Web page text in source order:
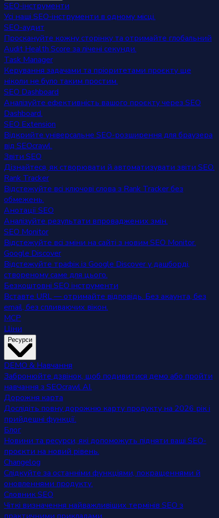
SEO-інструменти
Усі наші SEO-інструменти в одному місці.
SEO-аудит
Проскануйте кожну сторінку та отримайте глобальний
Audit Health Score за лічені секунди.
Task Manager
Керування задачами та пріоритетами проєкту ще
ніколи не було таким простим.
SEO Dashboard
Аналізуйте ефективність вашого проєкту через SEO
Dashboard.
SEO Extension
Відкрийте універсальне SEO-розширення для браузера
від SEOcrawl.
Звіти SEO
Дізнайтеся, як створювати й автоматизувати звіти SEO.
Rank Tracker
Відстежуйте всі ключові слова з Rank Tracker без
обмежень.
Анотації SEO
Аналізуйте результати впроваджених змін.
SEO Monitor
Відстежуйте всі зміни на сайті з новим SEO Monitor.
Google Discover
Відстежуйте трафік із Google Discover у дашборді,
створеному саме для цього.
Безкоштовні SEO інструменти
Вставте URL — отримайте відповідь. Без акаунта, без
email, без спливаючих вікон.
MCP
Ціни
Ресурси
DEMO & Навчання
Забронюйте дзвінок, щоб подивитися демо або пройти
навчання з SEOcrawl AI.
Дорожня карта
Дослідіть повну дорожню карту продукту на 2026 рік і
прийдешні функції.
Блог
Новини та ресурси, які допоможуть підняти ваші SEO-
проєкти на новий рівень.
Changelog
Слідкуйте за останніми функціями, покращеннями й
оновленнями продукту.
Словник SEO
Чіткі визначення найважливіших термінів SEO з